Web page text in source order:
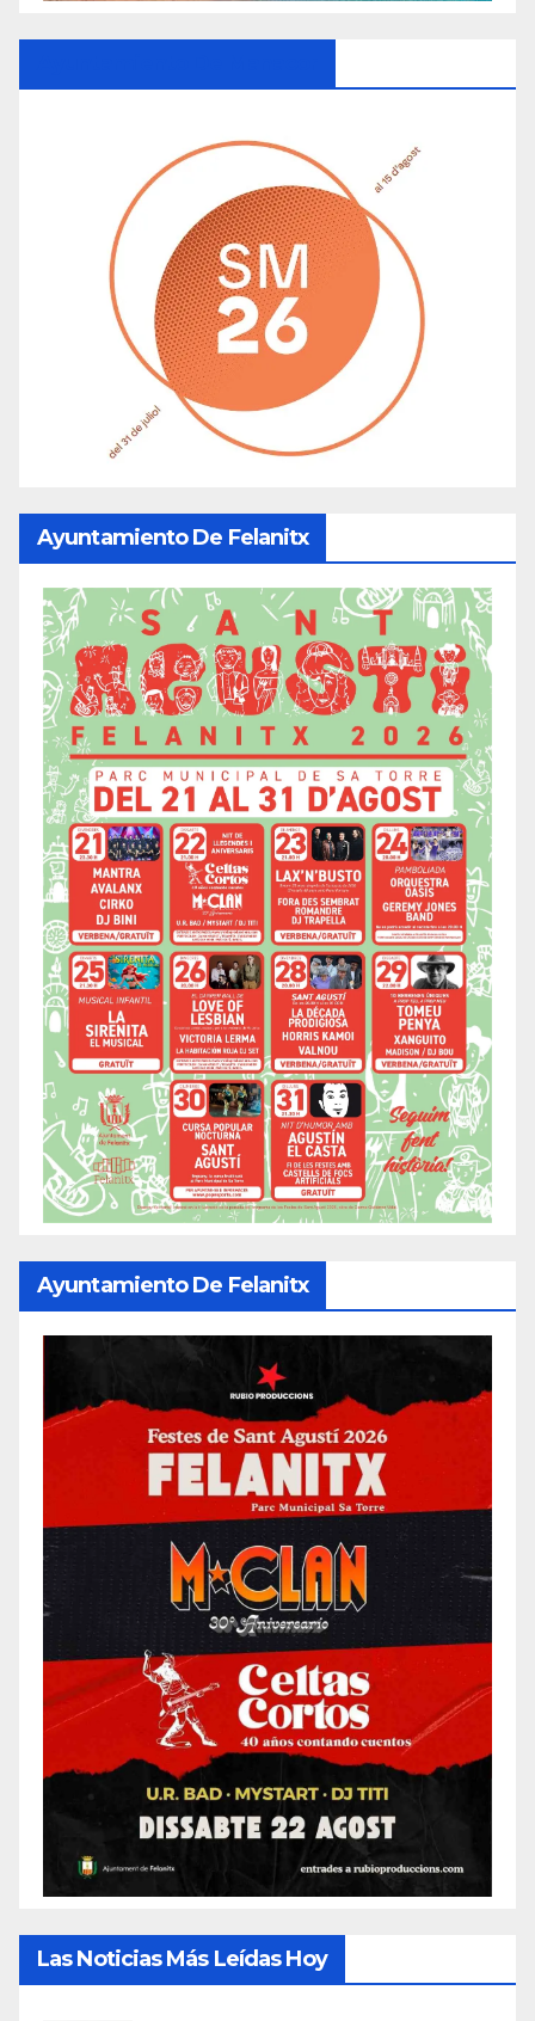
Ayuntamiento De Felanitx
Ayuntamiento De Felanitx
Las Noticias Más Leídas Hoy